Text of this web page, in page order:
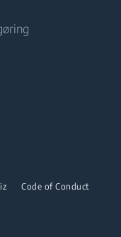
Code of Conduct